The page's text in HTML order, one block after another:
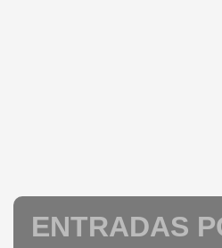
ENTRADAS